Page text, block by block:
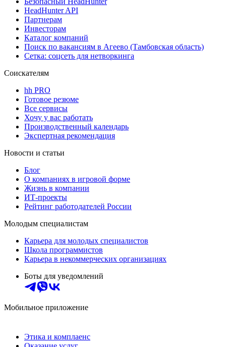
HeadHunter API
Партнерам
Инвесторам
Каталог компаний
Поиск по вакансиям в Агеево (Тамбовская область)
Сетка: соцсеть для нетворкинга
Соискателям
hh PRO
Готовое резюме
Все сервисы
Хочу у вас работать
Производственный календарь
Экспертная рекомендация
Новости и статьи
Блог
О компаниях в игровой форме
Жизнь в компании
ИТ-проекты
Рейтинг работодателей России
Молодым специалистам
Карьера для молодых специалистов
Школа программистов
Карьера в некоммерческих организациях
Боты для уведомлений
Мобильное приложение
Этика и комплаенс